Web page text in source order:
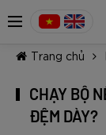
Trang chủ
CHẠY BỘ
ĐỆM DÀY?